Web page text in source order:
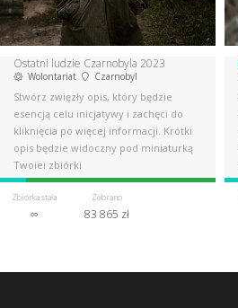
Ostatni ludzie Czarnobyla 2023
Wolontariat Czarnobyl
Stwórz zwięzły opis, który będzie
esencją celu inicjatywy i zachęci do
kliknięcia po więcej informacji. Krótki
opis będzie widoczny pod miniaturką
Twojej zbiórki
Zbiórka stała
∞
Zebrano
83 865 zł